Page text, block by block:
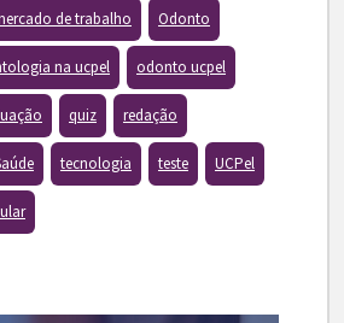
de trabalho Odonto
na ucpel odonto ucpel
quiz redação
tecnologia teste UCPel